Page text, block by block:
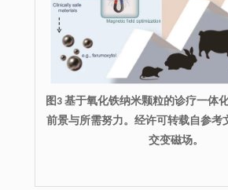
图3 基于氧化铁纳米颗粒的诊疗一体
前景与所需努力。经许可转载自参考
交变磁场。